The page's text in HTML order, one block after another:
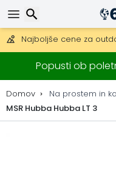
Na voljo je tudi DHL
30 dni za vračilo, 90
Najboljše cene za
Popusti ob
Domov Na prostem in
MSR Hubba Hubba LT 3
Iskanje